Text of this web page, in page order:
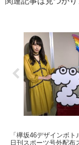
「欅坂46デザインボト
日刊スポーツ号外配布